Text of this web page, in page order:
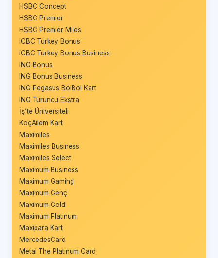
HSBC Concept
HSBC Premier
HSBC Premier Miles
ICBC Turkey Bonus
ICBC Turkey Bonus Business
ING Bonus
ING Bonus Business
ING Pegasus BolBol Kart
ING Turuncu Ekstra
İş’te Üniversiteli
KoçAilem Kart
Maximiles
Maximiles Business
Maximiles Select
Maximum Business
Maximum Gaming
Maximum Genç
Maximum Gold
Maximum Platinum
Maxipara Kart
MercedesCard
Metal The Platinum Card